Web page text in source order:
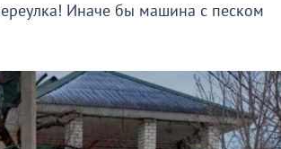
Иначе бы машина с песком